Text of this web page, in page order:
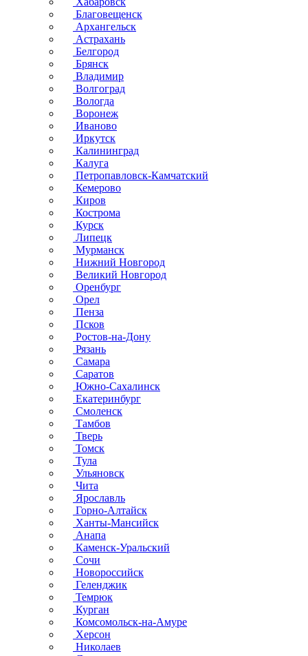
Благовещенск
Архангельск
Астрахань
Белгород
Брянск
Владимир
Волгоград
Вологда
Воронеж
Иваново
Иркутск
Калининград
Калуга
Петропавловск-Камчатский
Кемерово
Киров
Кострома
Курск
Липецк
Мурманск
Нижний Новгород
Великий Новгород
Оренбург
Орел
Пенза
Псков
Ростов-на-Дону
Рязань
Самара
Саратов
Южно-Сахалинск
Екатеринбург
Смоленск
Тамбов
Тверь
Томск
Тула
Ульяновск
Чита
Ярославль
Горно-Алтайск
Ханты-Мансийск
Анапа
Каменск-Уральский
Сочи
Новороссийск
Геленджик
Темрюк
Курган
Комсомольск-на-Амуре
Херсон
Николаев